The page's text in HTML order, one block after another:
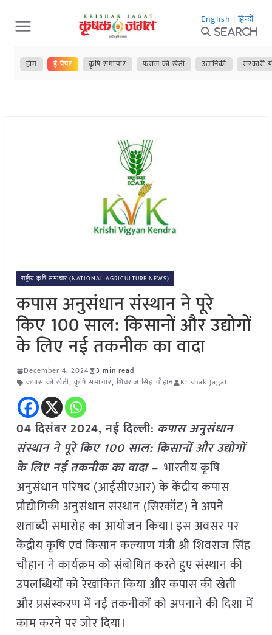
Skip
to
content
English | हिन्दी
Search
होम ई-पेपर कृषि समाचार फसल की खेती उद्यानिकी सरकारी
राष्ट्रीय कृषि समाचार (NATIONAL AGRICULTURE NEWS)
कपास अनुसंधान संस्थान ने पूरे
किए 100 साल: किसानों और उद्योगों
के लिए नई तकनीक का वादा
December 4, 2024
3 min read
कपास की खेती, कृषि समाचार, शिवराज सिंह चौहान Krishak Jagat
04 दिसंबर 2024, नई दिल्ली: कपास अनुसंधान
संस्थान ने पूरे किए 100 साल: किसानों और उद्योगों
के लिए नई तकनीक का वादा –भारतीय कृषि
अनुसंधान परिषद (आईसीएआर) के केंद्रीय कपास
प्रौद्योगिकी अनुसंधान संस्थान (सिरकॉट) ने अपने
शताब्दी समारोह का आयोजन किया। इस अवसर पर
केंद्रीय कृषि एवं किसान कल्याण मंत्री श्री शिवराज सिंह
चौहान ने कार्यक्रम को संबोधित करते हुए संस्थान की
उपलब्धियों को रेखांकित किया और कपास की खेती
और प्रसंस्करण में नई तकनीकों को अपनाने की दिशा में
काम करने पर जोर दिया।